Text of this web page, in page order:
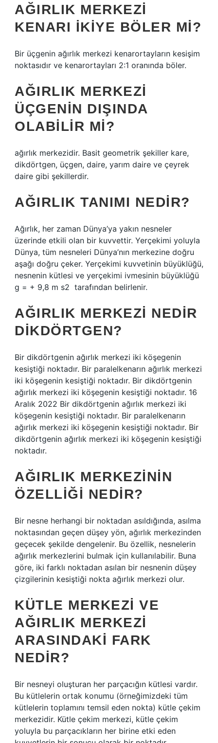
AĞIRLIK MERKEZI
KENARI IKIYE BÖLER MI?
Bir üçgenin ağırlık merkezi kenarortayların kesişim
noktasıdır ve kenarortayları 2:1 oranında böler.
AĞIRLIK MERKEZI
ÜÇGENIN DIŞINDA
OLABILIR MI?
ağırlık merkezidir. Basit geometrik şekiller kare,
dikdörtgen, üçgen, daire, yarım daire ve çeyrek
daire gibi şekillerdir.
AĞIRLIK TANIMI NEDIR?
Ağırlık, her zaman Dünya’ya yakın nesneler
üzerinde etkili olan bir kuvvettir. Yerçekimi yoluyla
Dünya, tüm nesneleri Dünya’nın merkezine doğru
aşağı doğru çeker. Yerçekimi kuvvetinin büyüklüğü,
nesnenin kütlesi ve yerçekimi ivmesinin büyüklüğü
g = + 9,8 m s2 ‍ tarafından belirlenir.
AĞIRLIK MERKEZI NEDIR
DIKDÖRTGEN?
Bir dikdörtgenin ağırlık merkezi iki köşegenin
kesiştiği noktadır. Bir paralelkenarın ağırlık merkezi
iki köşegenin kesiştiği noktadır. Bir dikdörtgenin
ağırlık merkezi iki köşegenin kesiştiği noktadır. 16
Aralık 2022 Bir dikdörtgenin ağırlık merkezi iki
köşegenin kesiştiği noktadır. Bir paralelkenarın
ağırlık merkezi iki köşegenin kesiştiği noktadır. Bir
dikdörtgenin ağırlık merkezi iki köşegenin kesiştiği
noktadır.
AĞIRLIK MERKEZININ
ÖZELLIĞI NEDIR?
Bir nesne herhangi bir noktadan asıldığında, asılma
noktasından geçen düşey yön, ağırlık merkezinden
geçecek şekilde dengelenir. Bu özellik, nesnelerin
ağırlık merkezlerini bulmak için kullanılabilir. Buna
göre, iki farklı noktadan asılan bir nesnenin düşey
çizgilerinin kesiştiği nokta ağırlık merkezi olur.
KÜTLE MERKEZI VE
AĞIRLIK MERKEZI
ARASINDAKI FARK
NEDIR?
Bir nesneyi oluşturan her parçacığın kütlesi vardır.
Bu kütlelerin ortak konumu (örneğimizdeki tüm
kütlelerin toplamını temsil eden nokta) kütle çekim
merkezidir. Kütle çekim merkezi, kütle çekim
yoluyla bu parçacıkların her birine etki eden